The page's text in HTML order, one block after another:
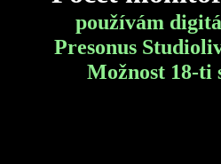
používám
Presonus
Možnost 18-ti